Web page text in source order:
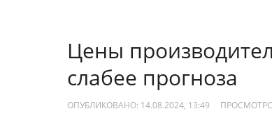
Цены
слабее прогноза
ОПУБЛИКОВАНО: 14.08.2024, 13:49